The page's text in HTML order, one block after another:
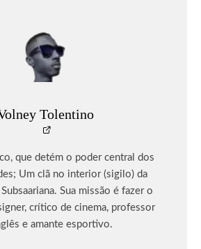
Tolentino
que detém o poder central dos
Um clã no interior (sigilo) da
Sua missão é fazer o
crítico de cinema, professor
e amante esportivo.